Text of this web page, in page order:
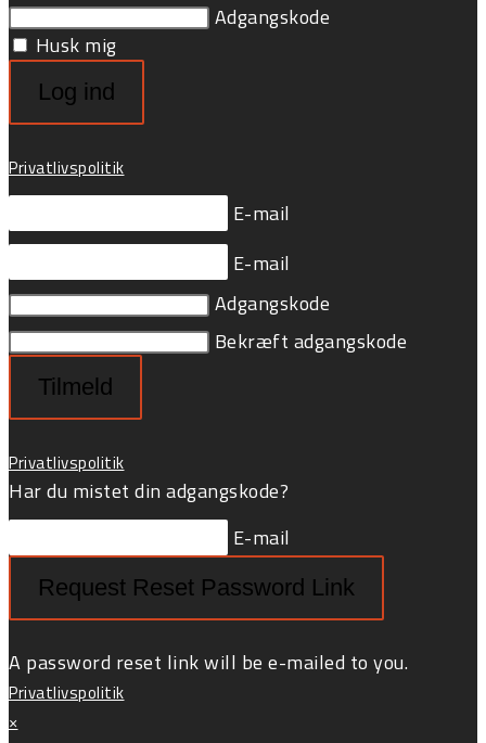
Adgangskode
Husk mig
Log ind
Privatlivspolitik
E-mail
E-mail
Adgangskode
Bekræft adgangskode
Tilmeld
Privatlivspolitik
Har du mistet din adgangskode?
E-mail
Request Reset Password Link
A password reset link will be e-mailed to you.
Privatlivspolitik
×